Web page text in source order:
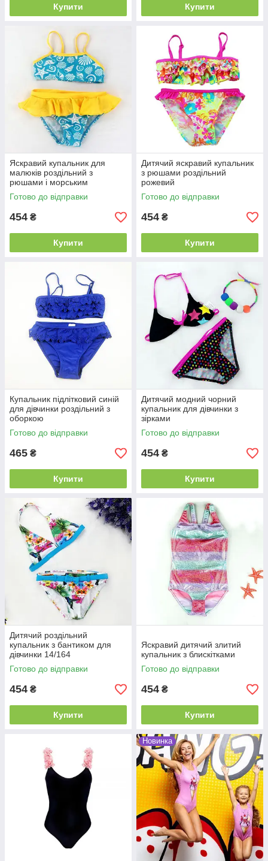
Купити Купити
Яскравий купальник для
малюків роздільний з
рюшами і морським
малюнком блакитний з
жовтим
Готово до відправки
454 ₴
Купити
Дитячий яскравий купальник
з рюшами роздільний
рожевий
Готово до відправки
454 ₴
Купити
Купальник підлітковий синій
для дівчинки роздільний з
оборкою
Готово до відправки
465 ₴
Купити
Дитячий модний чорний
купальник для дівчинки з
зірками
Готово до відправки
454 ₴
Купити
Дитячий роздільний
купальник з бантиком для
дівчинки 14/164
Готово до відправки
454 ₴
Купити
Яскравий дитячий злитий
купальник з блискітками
Готово до відправки
454 ₴
Купити
Новинка